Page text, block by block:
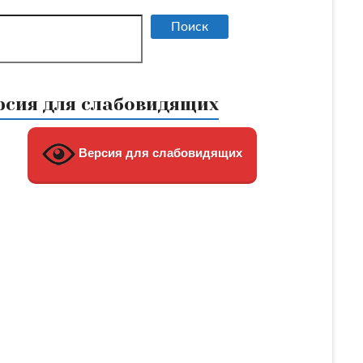
ПоискПоиск
для слабовидящих
Версия для слабовидящих